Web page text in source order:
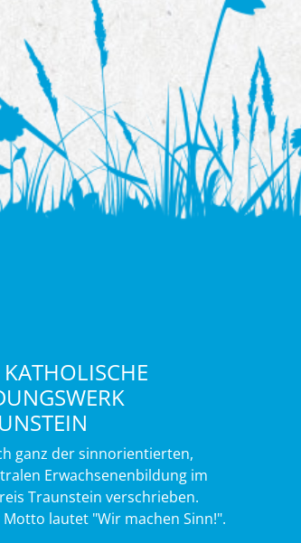
KATHOLISCHE
ganz der sinnorientierten,
Erwachsenenbildung im
Traunstein verschrieben.
Motto lautet "Wir machen Sinn!".